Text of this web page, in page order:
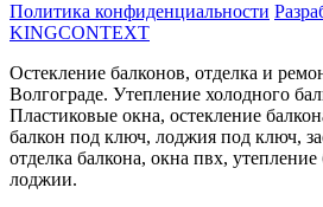
Политика конфиденциальности
KINGCONTEXT
Остекление балконов, отделка и
Волгограде. Утепление холодного
Пластиковые окна, остекление
балкон под ключ, лоджия под ключ,
отделка балкона, окна пвх, утепление
лоджии.